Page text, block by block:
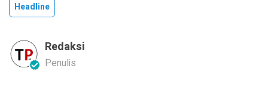
Headline
Redaksi
Penulis